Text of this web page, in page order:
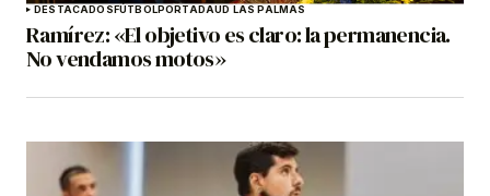
DESTACADOSFÚTBOLPORTADAUD LAS PALMAS
Ramírez: «El objetivo es claro: la permanencia.
No vendamos motos»